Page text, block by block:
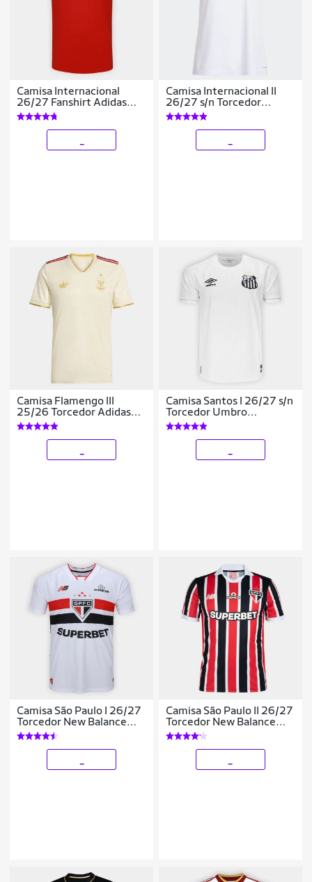
Camisa Internacional
26/27 Fanshirt Adidas
Masculina
Camisa Internacional II
26/27 s/n Torcedor
Adidas Feminina
Camisa Flamengo III
25/26 Torcedor Adidas
Masculina
Camisa Santos I 26/27 s/n
Torcedor Umbro
Masculina
Camisa São Paulo I 26/27
Torcedor New Balance
Masculina
Camisa São Paulo II 26/27
Torcedor New Balance
Masculina